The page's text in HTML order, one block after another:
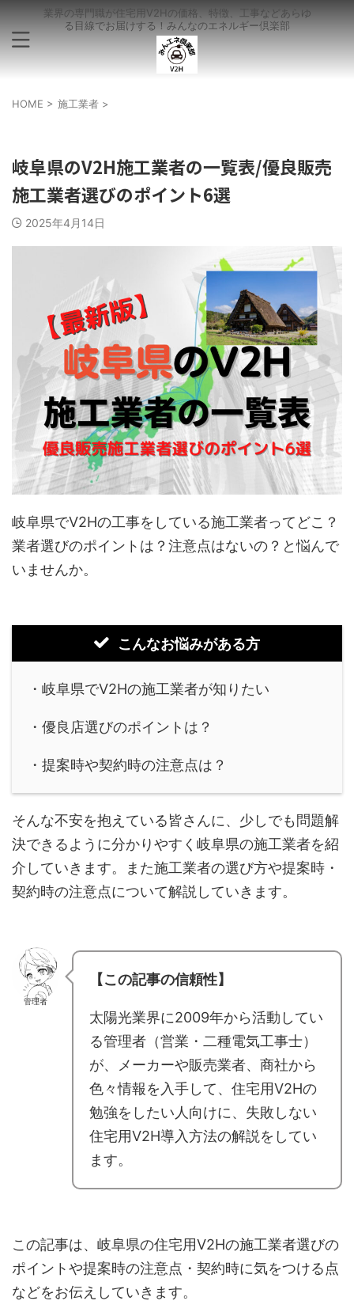
業界の専門職が住宅用V2Hの価格、特徴、工事などあらゆ
る目線でお届けする！みんなのエネルギー倶楽部
HOME > 施工業者 >
岐阜県のV2H施工業者の一覧表/優良販売
施工業者選びのポイント6選
2025年4月14日
岐阜県でV2Hの工事をしている施工業者ってどこ？
業者選びのポイントは？注意点はないの？と悩んで
いませんか。
こんなお悩みがある方
・岐阜県でV2Hの施工業者が知りたい
・優良店選びのポイントは？
・提案時や契約時の注意点は？
そんな不安を抱えている皆さんに、少しでも問題解
決できるように分かりやすく岐阜県の施工業者を紹
介していきます。また施工業者の選び方や提案時・
契約時の注意点について解説していきます。
管理者
【この記事の信頼性】
太陽光業界に2009年から活動してい
る管理者（営業・二種電気工事士）
が、メーカーや販売業者、商社から
色々情報を入手して、住宅用V2Hの
勉強をしたい人向けに、失敗しない
住宅用V2H導入方法の解説をしてい
ます。
この記事は、岐阜県の住宅用V2Hの施工業者選びの
ポイントや提案時の注意点・契約時に気をつける点
などをお伝えしていきます。